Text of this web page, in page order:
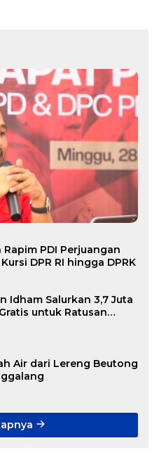
PDI Perjuangan
DPR RI hingga DPRK
Idham Salurkan 3,7 Juta
untuk Ratusan
Air dari Lereng Beutong